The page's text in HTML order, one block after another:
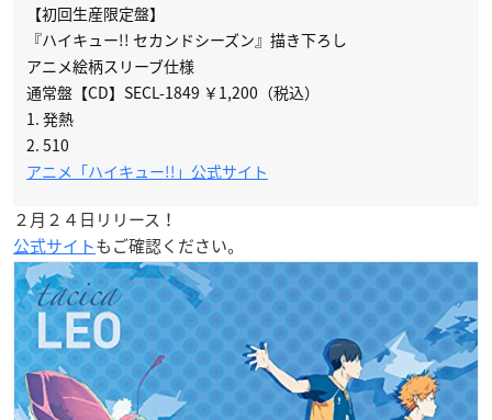
【初回生産限定盤】
『ハイキュー!! セカンドシーズン』描き下ろし
アニメ絵柄スリーブ仕様
通常盤【CD】SECL-1849 ￥1,200（税込）
1. 発熱
2. 510
アニメ「ハイキュー!!」公式サイト
２月２４日リリース！
公式サイトもご確認ください。